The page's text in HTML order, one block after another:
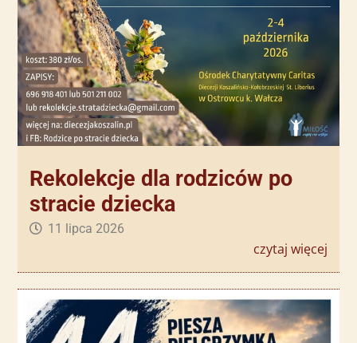
Rekolekcje dla rodziców po
stracie dziecka
11 lipca 2026
czytaj więcej